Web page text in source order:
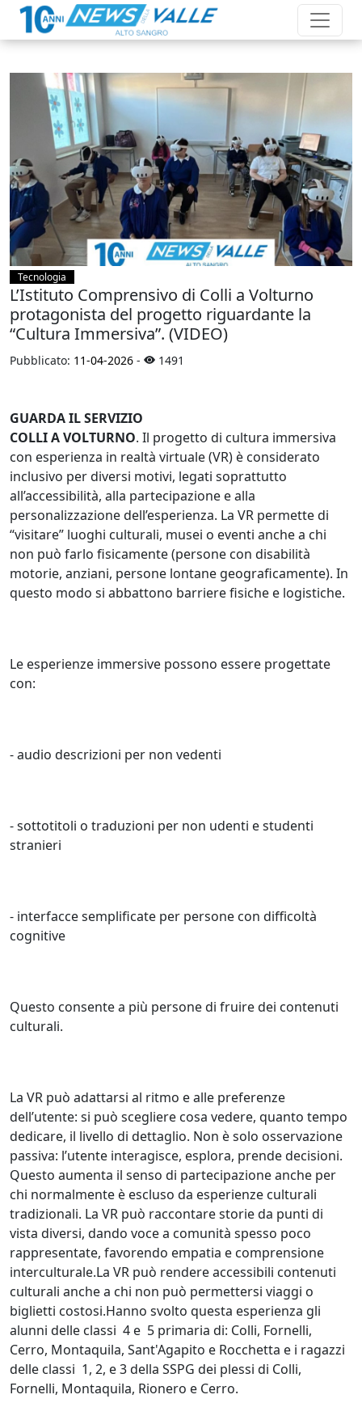
Tecnologia
L’Istituto Comprensivo di Colli a Volturno
protagonista del progetto riguardante la
“Cultura Immersiva”. (VIDEO)
Pubblicato: 11-04-2026 - 1491
GUARDA IL SERVIZIO
COLLI A VOLTURNO. Il progetto di cultura immersiva
con esperienza in realtà virtuale (VR) è considerato
inclusivo per diversi motivi, legati soprattutto
all’accessibilità, alla partecipazione e alla
personalizzazione dell’esperienza. La VR permette di
“visitare” luoghi culturali, musei o eventi anche a chi
non può farlo fisicamente (persone con disabilità
motorie, anziani, persone lontane geograficamente). In
questo modo si abbattono barriere fisiche e logistiche.
Le esperienze immersive possono essere progettate
con:
- audio descrizioni per non vedenti
- sottotitoli o traduzioni per non udenti e studenti
stranieri
- interfacce semplificate per persone con difficoltà
cognitive
Questo consente a più persone di fruire dei contenuti
culturali.
La VR può adattarsi al ritmo e alle preferenze
dell’utente: si può scegliere cosa vedere, quanto tempo
dedicare, il livello di dettaglio. Non è solo osservazione
passiva: l’utente interagisce, esplora, prende decisioni.
Questo aumenta il senso di partecipazione anche per
chi normalmente è escluso da esperienze culturali
tradizionali. La VR può raccontare storie da punti di
vista diversi, dando voce a comunità spesso poco
rappresentate, favorendo empatia e comprensione
interculturale.La VR può rendere accessibili contenuti
culturali anche a chi non può permettersi viaggi o
biglietti costosi.Hanno svolto questa esperienza gli
alunni delle classi 4 e 5 primaria di: Colli, Fornelli,
Cerro, Montaquila, Sant'Agapito e Rocchetta e i ragazzi
delle classi 1, 2, e 3 della SSPG dei plessi di Colli,
Fornelli, Montaquila, Rionero e Cerro.